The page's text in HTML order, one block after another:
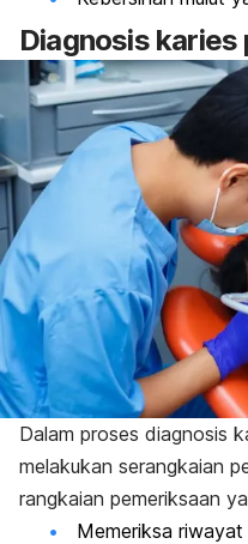
Diagnosis karies
Dalam proses diagnosis
melakukan serangkaian
rangkaian pemeriksaan
Memeriksa